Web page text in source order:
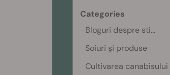
Categories
Bloguri despre sti...
Soiuri și produse
Cultivarea canabisului